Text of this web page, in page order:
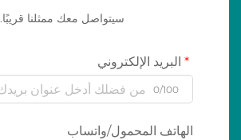
سيتواصل معك ممثلنا قريبًا.
البريد الإلكتروني
0/100
الهاتف المحمول/واتساب